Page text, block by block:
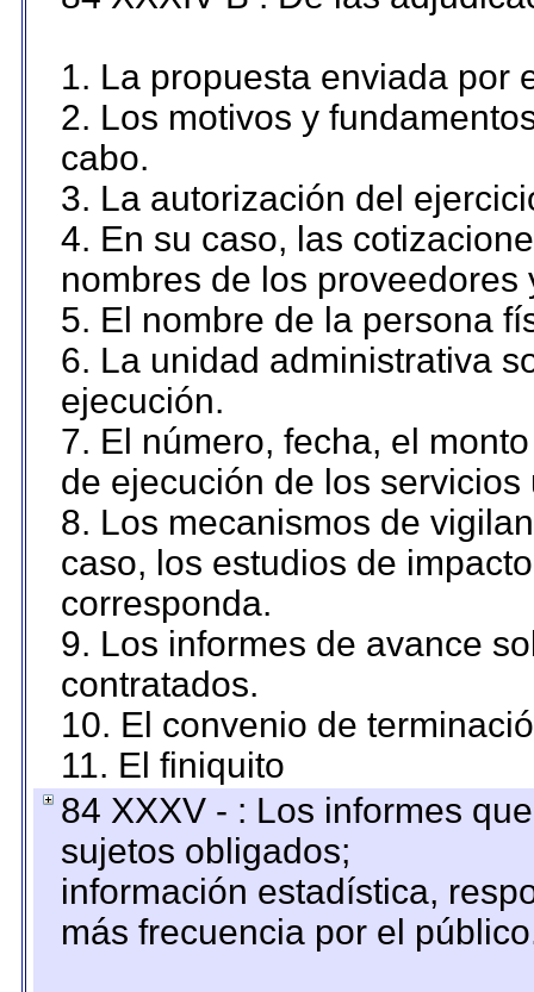
1. La propuesta enviada por
2. Los motivos y
cabo.
3. La autorización del
4. En su caso, las
nombres de los proveedores
5. El nombre de la persona
6. La unidad administrativa
ejecución.
7. El número, fecha, el
de ejecución de los servicios
8. Los mecanismos de
caso, los estudios de
corresponda.
9. Los informes de avance
contratados.
10. El convenio de
11. El finiquito
84 XXXV - : Los informes
sujetos obligados;
información estadística,
más frecuencia por el